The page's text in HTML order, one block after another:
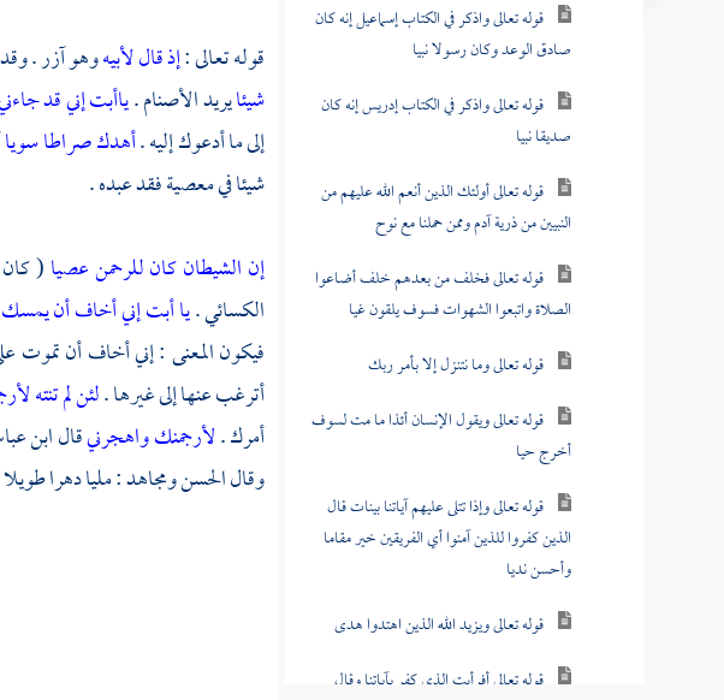
قوله تعالى واذكر في الكتاب إسماعيل إنه كان
صادق الوعد وكان رسولا نبيا
قوله تعالى واذكر في الكتاب إدريس إنه كان
صديقا نبيا
قوله تعالى أولئك الذين أنعم الله عليهم من
النبيين من ذرية آدم وممن حملنا مع نوح
قوله تعالى فخلف من بعدهم خلف أضاعوا
الصلاة واتبعوا الشهوات فسوف يلقون غيا
قوله تعالى وما نتنزل إلا بأمر ربك
قوله تعالى ويقول الإنسان أئذا ما مت لسوف
أخرج حيا
قوله تعالى وإذا تتلى عليهم آياتنا بينات قال
الذين كفروا للذين آمنوا أي الفريقين خير مقاما
وأحسن نديا
قوله تعالى ويزيد الله الذين اهتدوا هدى
قوله تعالى أفرأيت الذي كفر بآياتنا وقال
قوله تعالى :إذ قال لأبيهوهو آزر .
شيئايريد الأصنام .ياأبت إني قد
إلى ما أدعوك إليه .أهدك صراطا سويا
شيئا في معصية فقد عبده .
إن الشيطان كان للرحمن عصيا(
الكسائي.يا أبت إني أخاف أن
فيكون المعنى : إني أخاف أن
أترغب عنها إلى غيرها .لئن لم تنته
أمرك .لأرجمنك واهجرنيقالابن
وقالالحسنومجاهد: مليا دهرا